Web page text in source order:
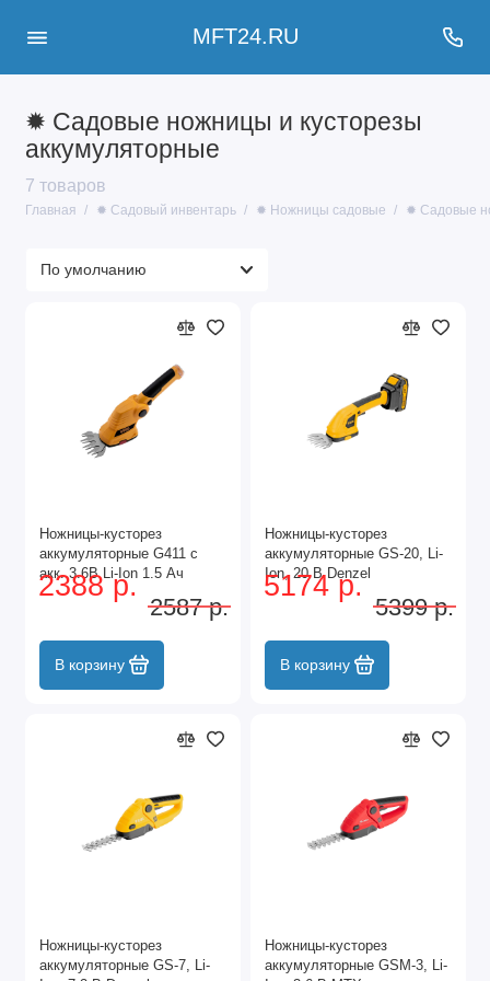
MFT24.RU
✹ Садовые ножницы и кусторезы
аккумуляторные
7 товаров
Главная ✹ Садовый инвентарь ✹ Ножницы садовые ✹ Садовые
Ножницы-кусторез
аккумуляторные G411 с
акк. 3.6В Li-Ion 1.5 Ач
Denzel
2388 р.
2587 р.
В корзину
Ножницы-кусторез
аккумуляторные GS-20, Li-
Ion, 20 В Denzel
5174 р.
5399 р.
В корзину
Ножницы-кусторез
аккумуляторные GS-7, Li-
Ножницы-кусторез
аккумуляторные GSM-3, Li-